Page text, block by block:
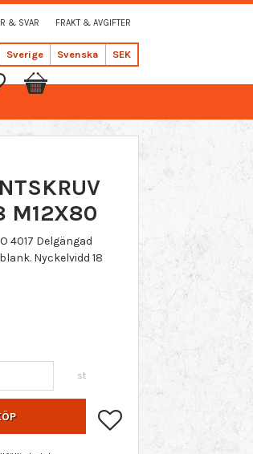
Sverige Svenska SEK
& SVAR FRAKT & AVGIFTER
Favoriter
Kundvagn
M12X80
4017 Delgängad
Nyckelvidd 18
st
Lägg till i favoriter